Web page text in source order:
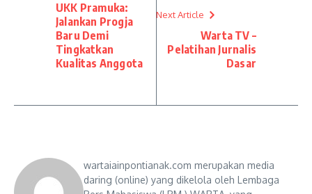
UKK Pramuka:
Jalankan Progja
Baru Demi
Tingkatkan
Kualitas Anggota
Next Article
Warta TV –
Pelatihan Jurnalis
Dasar
wartaiainpontianak.com merupakan media
daring (online) yang dikelola oleh Lembaga